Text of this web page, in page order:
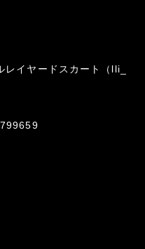
イヤードスカート（lli_